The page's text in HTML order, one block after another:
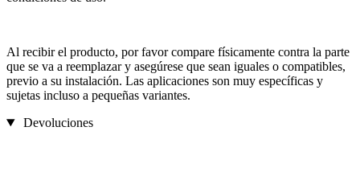
Al recibir el producto, por favor compare físicamente contra la parte
que se va a reemplazar y asegúrese que sean iguales o compatibles,
previo a su instalación. Las aplicaciones son muy específicas y
sujetas incluso a pequeñas variantes.
Devoluciones